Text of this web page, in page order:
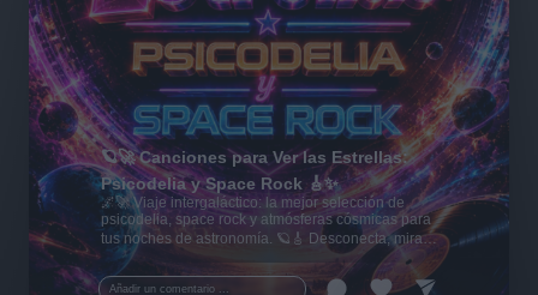
Añadir un comentario ...
🪐🚀 Canciones para Ver las Estrellas:
Psicodelia y Space Rock 🎸✨
🌌🚀 Viaje intergaláctico: la mejor selección de
psicodelia, space rock y atmósferas cósmicas para
tus noches de astronomía. 🪐🎸 Desconecta, mira
al firmamento y siente la gravedad cero. 💾 ¡Guarda
esta colección para tu próxima noche estrellada!